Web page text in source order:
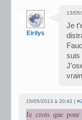
Eirilys
13/
Je
suis
15/05/2013 à 20:42 |
Je crois que